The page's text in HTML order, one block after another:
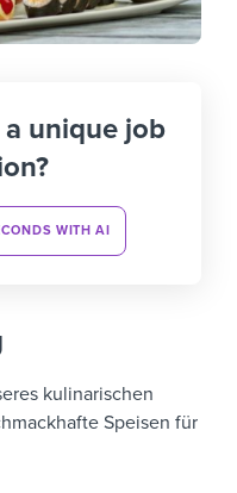
unique job
WITH AI
kulinarischen
Speisen für